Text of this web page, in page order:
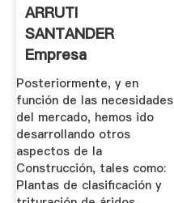
ARRUTI
SANTANDER
Empresa
Constructora
Desde 1905.
Posteriormente, y en
función de las necesidades
del mercado, hemos ido
desarrollando otros
aspectos de la
Construcción, tales como:
Plantas de clasificación y